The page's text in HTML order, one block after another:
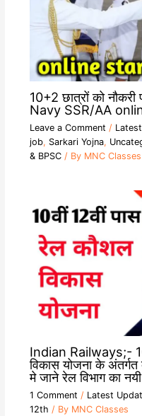
10+2 छात्रों को
Navy SSR/AA
Leave a Comment /
job, Sarkari Yojna,
& BPSC/ By MNC Classes
Indian Railways;-
विकास योजना के
मे जाने रेल विभाग का
1 Comment / Latest
12th / By MNC Classes